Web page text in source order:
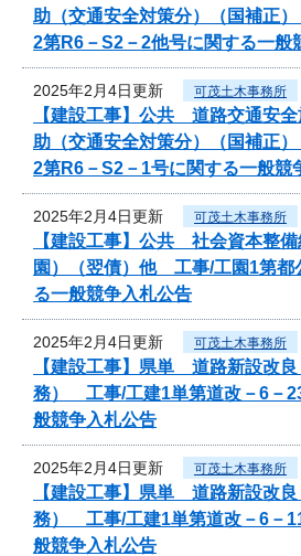
助（交通安全対策分）（国補正
2第R6－S2－2他号に関する一般
2025年2月4日更新 可茂土木事務所
【建設工事】公共 道路交通安
助（交通安全対策分）（国補正
2第R6－S2－1号に関する一般競
2025年2月4日更新 可茂土木事務所
【建設工事】公共 社会資本整
園）（翌債）他 工事/工園1第都
る一般競争入札公告
2025年2月4日更新 可茂土木事務所
【建設工事】県単 道路新設改
務） 工事/工建1単第道改－6－
般競争入札公告
2025年2月4日更新 可茂土木事務所
【建設工事】県単 道路新設改
務） 工事/工建1単第道改－6－
般競争入札公告